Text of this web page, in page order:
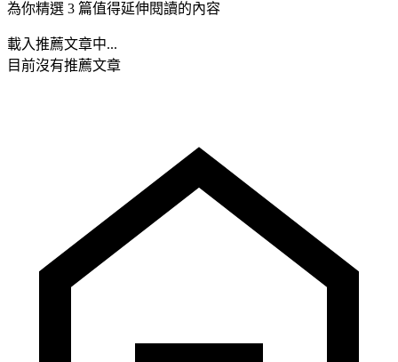
為你精選 3 篇值得延伸閱讀的內容
載入推薦文章中...
目前沒有推薦文章